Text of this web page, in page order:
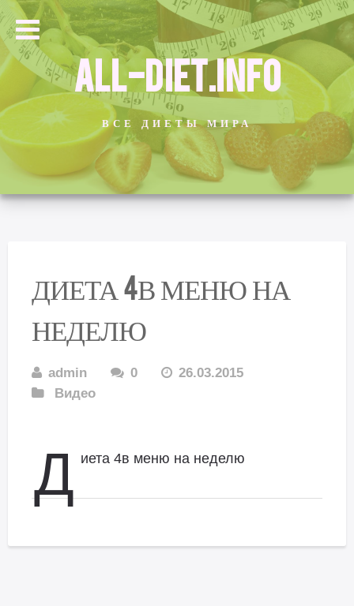
ALL-DIET.INFO
ВСЕ ДИЕТЫ МИРА
ДИЕТА 4В МЕНЮ НА
НЕДЕЛЮ
admin 0
26.03.2015
Видео
Д иета 4в меню на неделю